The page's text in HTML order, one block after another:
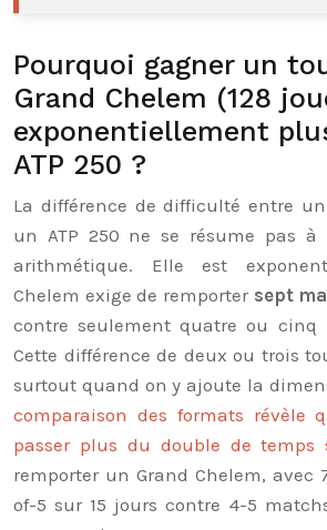
Pourquoi gagner un
Grand Chelem (128
exponentiellement
ATP 250 ?
La différence de difficulté entre
un ATP 250 ne se résume pas
arithmétique. Elle est
Chelem exige de remporter sept
contre seulement quatre ou cinq
Cette différence de deux ou trois
surtout quand on y ajoute la
comparaison des formats révèle
passer plus du double de temps
remporter un Grand Chelem, avec
of-5 sur 15 jours contre 4-5